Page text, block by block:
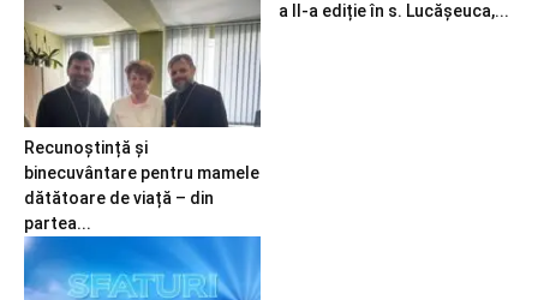
Recunoștință și
binecuvântare pentru mamele
dătătoare de viață – din
partea...
a II-a ediție în s. Lucășeuca,...